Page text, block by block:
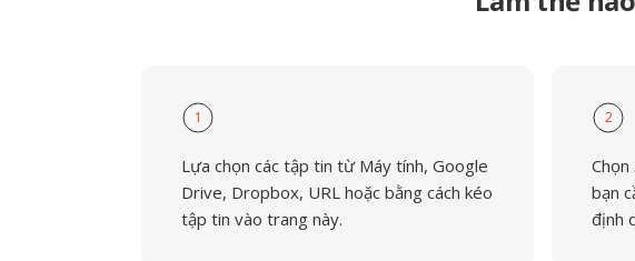
1
Lựa chọn các tập tin từ Máy tính, Google
Drive, Dropbox, URL hoặc bằng cách kéo
tập tin vào trang này.
2
bạn
định